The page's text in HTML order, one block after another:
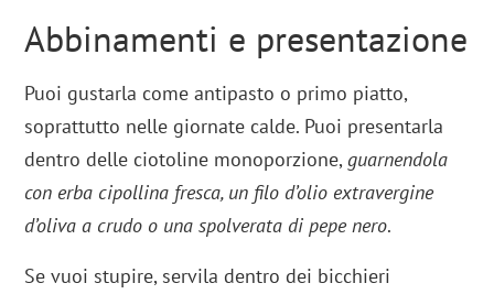
Abbinamenti e presentazione
Puoi gustarla come antipasto o primo piatto,
soprattutto nelle giornate calde. Puoi presentarla
dentro delle ciotoline monoporzione, guarnendola
con erba cipollina fresca, un filo d’olio extravergine
d’oliva a crudo o una spolverata di pepe nero.
Se vuoi stupire, servila dentro dei bicchieri